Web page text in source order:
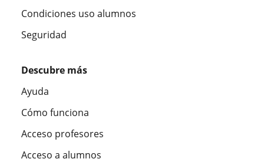
Condiciones uso alumnos
Seguridad
Descubre más
Ayuda
Cómo funciona
Acceso profesores
Acceso a alumnos